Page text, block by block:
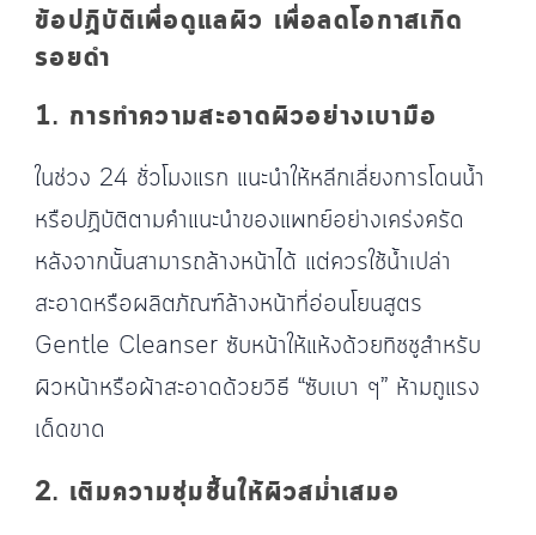
ข้อปฏิบัติเพื่อดูแลผิว เพื่อลดโอกาสเกิด
รอยดำ
1. การทำความสะอาดผิวอย่างเบามือ
ในช่วง 24 ชั่วโมงแรก แนะนำให้หลีกเลี่ยงการโดนน้ำ
หรือปฏิบัติตามคำแนะนำของแพทย์อย่างเคร่งครัด
หลังจากนั้นสามารถล้างหน้าได้ แต่ควรใช้น้ำเปล่า
สะอาดหรือผลิตภัณฑ์ล้างหน้าที่อ่อนโยนสูตร
Gentle Cleanser ซับหน้าให้แห้งด้วยทิชชูสำหรับ
ผิวหน้าหรือผ้าสะอาดด้วยวิธี “ซับเบา ๆ” ห้ามถูแรง
เด็ดขาด
2. เติมความชุ่มชื้นให้ผิวสม่ำเสมอ